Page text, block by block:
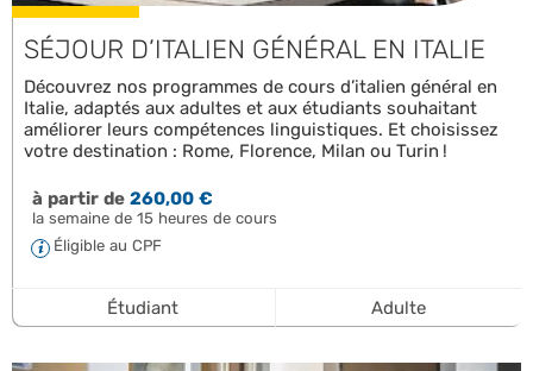
SÉJOUR D’ITALIEN GÉNÉRAL EN ITALIE
Découvrez nos programmes de cours d’italien général en
Italie, adaptés aux adultes et aux étudiants souhaitant
améliorer leurs compétences linguistiques. Et choisissez
votre destination : Rome, Florence, Milan ou Turin !
à partir de260,00 €
la semaine de 15 heures de cours
Éligible au CPF
Étudiant Adulte